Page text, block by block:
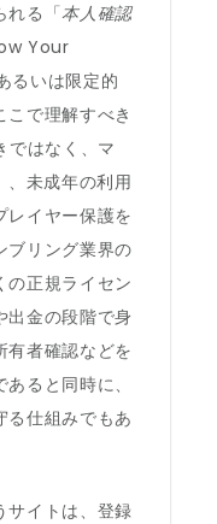
れる「本人確認
Your
いは限定的
で理解すべき
ではなく、マ
、未成年の利用
レイヤー保護を
ブリング業界の
の正規ライセン
出金の段階で身
有者確認などを
ると同時に、
る仕組みでもあ
サイトは、登録